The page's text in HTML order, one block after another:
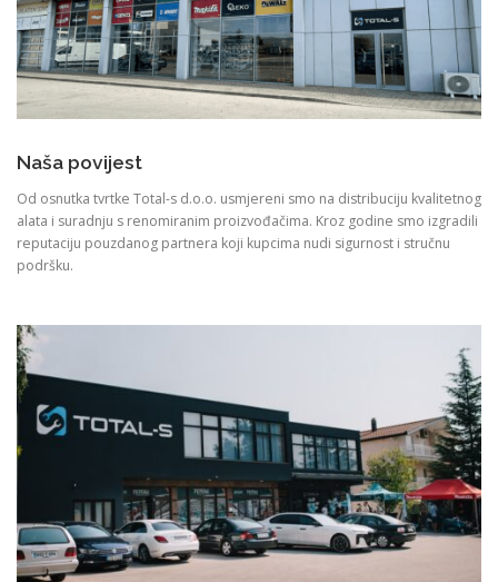
Naša povijest
Od osnutka tvrtke Total-s d.o.o. usmjereni smo na distribuciju kvalitetnog
alata i suradnju s renomiranim proizvođačima. Kroz godine smo izgradili
reputaciju pouzdanog partnera koji kupcima nudi sigurnost i stručnu
podršku.